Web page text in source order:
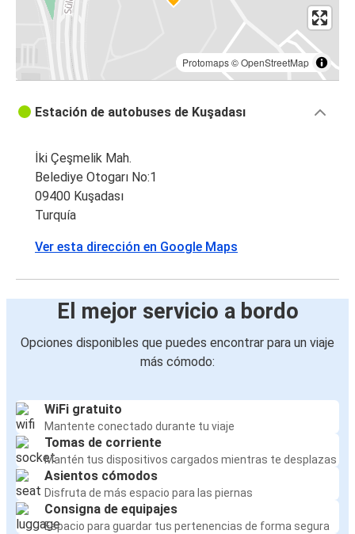
Protomaps©OpenStreetMap
Estación de autobuses de Kuşadası
İki Çeşmelik Mah.
Belediye Otogarı No:1
09400 Kuşadası
Turquía
Ver esta dirección en Google Maps
El mejor servicio a bordo
Opciones disponibles que puedes encontrar para un viaje
más cómodo:
WiFi gratuito
Mantente conectado durante tu viaje
Tomas de corriente
Mantén tus dispositivos cargados mientras te desplazas
Asientos cómodos
Disfruta de más espacio para las piernas
Consigna de equipajes
Espacio para guardar tus pertenencias de forma segura